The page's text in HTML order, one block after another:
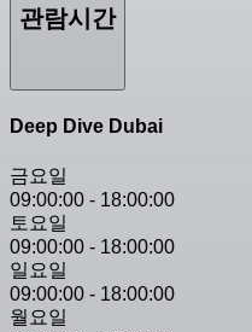
관람시간
Deep Dive Dubai
금요일
09:00:00 - 18:00:00
토요일
09:00:00 - 18:00:00
일요일
09:00:00 - 18:00:00
월요일